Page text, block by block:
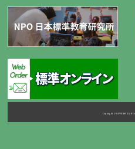
Copyright © NIPPONHYOJUN